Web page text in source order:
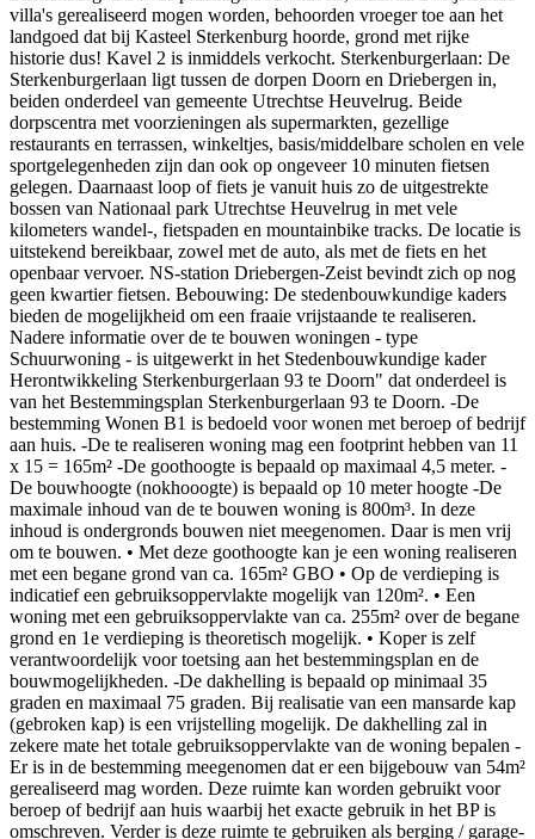
villa's gerealiseerd mogen worden, behoorden vroeger toe aan het
landgoed dat bij Kasteel Sterkenburg hoorde, grond met rijke
historie dus! Kavel 2 is inmiddels verkocht. Sterkenburgerlaan: De
Sterkenburgerlaan ligt tussen de dorpen Doorn en Driebergen in,
beiden onderdeel van gemeente Utrechtse Heuvelrug. Beide
dorpscentra met voorzieningen als supermarkten, gezellige
restaurants en terrassen, winkeltjes, basis/middelbare scholen en vele
sportgelegenheden zijn dan ook op ongeveer 10 minuten fietsen
gelegen. Daarnaast loop of fiets je vanuit huis zo de uitgestrekte
bossen van Nationaal park Utrechtse Heuvelrug in met vele
kilometers wandel-, fietspaden en mountainbike tracks. De locatie is
uitstekend bereikbaar, zowel met de auto, als met de fiets en het
openbaar vervoer. NS-station Driebergen-Zeist bevindt zich op nog
geen kwartier fietsen. Bebouwing: De stedenbouwkundige kaders
bieden de mogelijkheid om een fraaie vrijstaande te realiseren.
Nadere informatie over de te bouwen woningen - type
Schuurwoning - is uitgewerkt in het Stedenbouwkundige kader
Herontwikkeling Sterkenburgerlaan 93 te Doorn" dat onderdeel is
van het Bestemmingsplan Sterkenburgerlaan 93 te Doorn. -De
bestemming Wonen B1 is bedoeld voor wonen met beroep of bedrijf
aan huis. -De te realiseren woning mag een footprint hebben van 11
x 15 = 165m² -De goothoogte is bepaald op maximaal 4,5 meter. -
De bouwhoogte (nokhooogte) is bepaald op 10 meter hoogte -De
maximale inhoud van de te bouwen woning is 800m³. In deze
inhoud is ondergronds bouwen niet meegenomen. Daar is men vrij
om te bouwen. • Met deze goothoogte kan je een woning realiseren
met een begane grond van ca. 165m² GBO • Op de verdieping is
indicatief een gebruiksoppervlakte mogelijk van 120m². • Een
woning met een gebruiksoppervlakte van ca. 255m² over de begane
grond en 1e verdieping is theoretisch mogelijk. • Koper is zelf
verantwoordelijk voor toetsing aan het bestemmingsplan en de
bouwmogelijkheden. -De dakhelling is bepaald op minimaal 35
graden en maximaal 75 graden. Bij realisatie van een mansarde kap
(gebroken kap) is een vrijstelling mogelijk. De dakhelling zal in
zekere mate het totale gebruiksoppervlakte van de woning bepalen -
Er is in de bestemming meegenomen dat er een bijgebouw van 54m²
gerealiseerd mag worden. Deze ruimte kan worden gebruikt voor
beroep of bedrijf aan huis waarbij het exacte gebruik in het BP is
omschreven. Verder is deze ruimte te gebruiken als berging / garage-